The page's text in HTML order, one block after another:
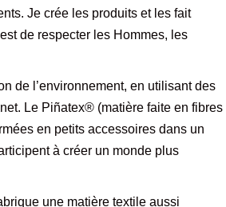
Je crée les produits et les fait
de respecter les Hommes, les
de l’environnement, en utilisant des
Le Piñatex® (matière faite en fibres
en petits accessoires dans un
à créer un monde plus
une matière textile aussi